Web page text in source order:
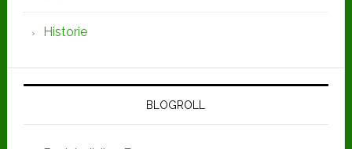
Historie
BLOGROLL